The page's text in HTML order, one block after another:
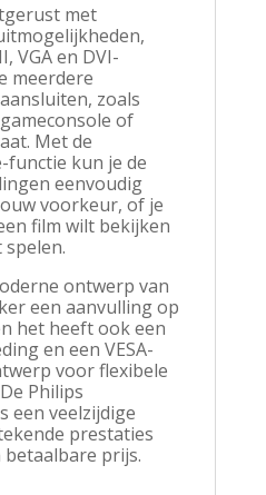
met
VGA en DVI-
meerdere
zoals
of
Met de
functie kun je de
eenvoudig
voorkeur, of je
film wilt bekijken
ontwerp van
een aanvulling op
het heeft ook een
en een VESA-
voor flexibele
Philips
een veelzijdige
prestaties
prijs.